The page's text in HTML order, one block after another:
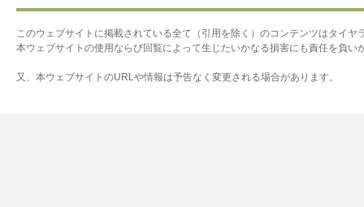
このウェブサイトに掲載されている全て（引用を除く）のコンテンツはタイヤ
本ウェブサイトの使用ならび回覧によって生じたいかなる損害にも責任を負い
又、本ウェブサイトのURLや情報は予告なく変更される場合があります。